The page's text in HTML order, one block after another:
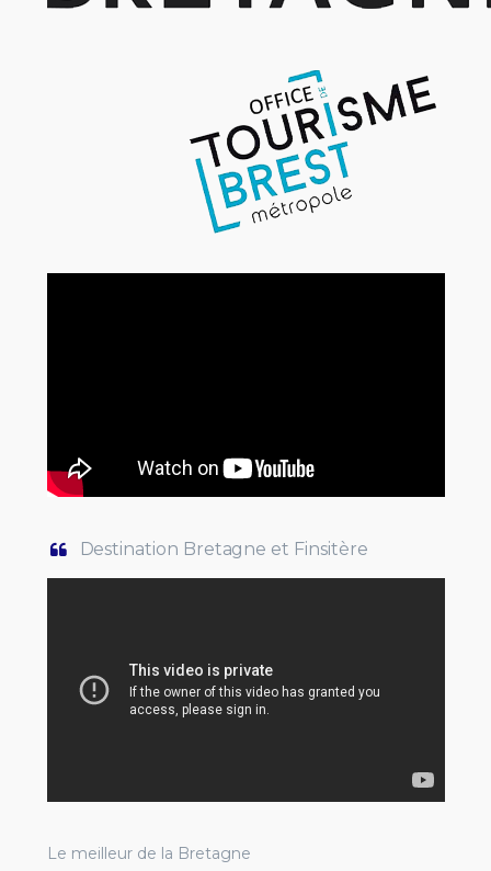
Destination Bretagne et Finsitère
Le meilleur de la Bretagne